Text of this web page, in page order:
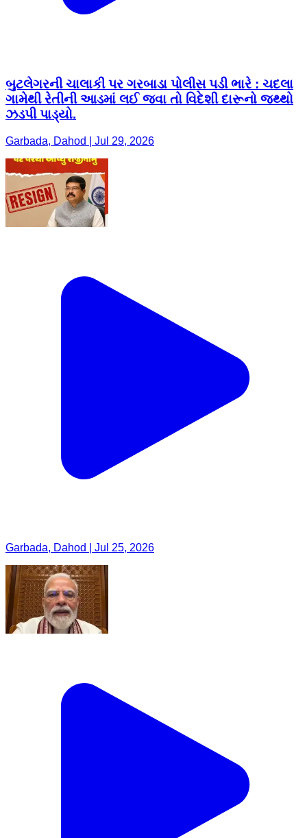
બુટલેગરની ચાલાકી પર ગરબાડા પોલીસ પડી ભારે : ચદલા
ગામેથી રેતીની આડમાં લઈ જવા તો વિદેશી દારૂનો જથ્થો
ઝડપી પાડ્યો.
Garbada, Dahod | Jul 29, 2026
Garbada, Dahod | Jul 25, 2026